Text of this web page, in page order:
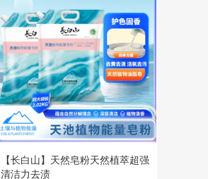
【长白山】天然皂粉天然植萃超强
清洁力去渍